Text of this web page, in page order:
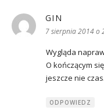
GIN
7 sierpnia 2014 o
Wygląda
O kończącym
jeszcze nie
ODPOWIEDZ